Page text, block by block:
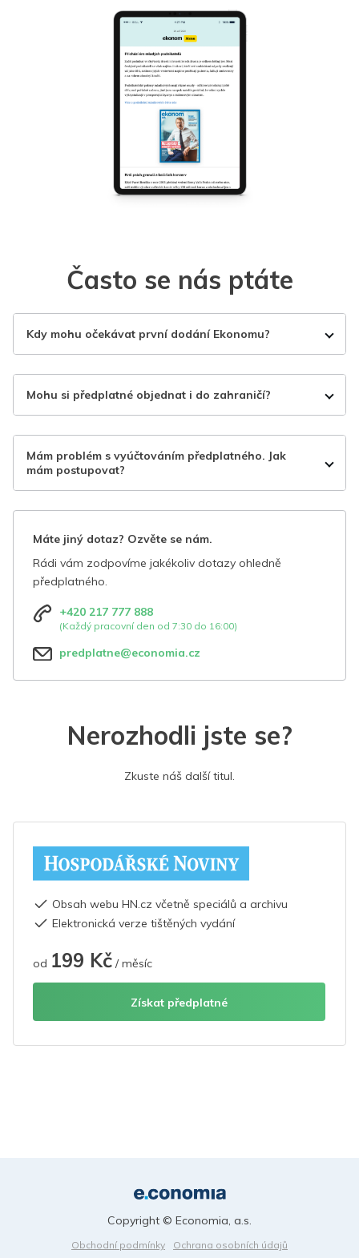
Často se nás ptáte
Kdy mohu očekávat první dodání Ekonomu?
Mohu si předplatné objednat i do zahraničí?
Mám problém s vyúčtováním předplatného. Jak
mám postupovat?
Máte jiný dotaz? Ozvěte se nám.
Rádi vám zodpovíme jakékoliv dotazy ohledně
předplatného.
+420 217 777 888
(Každý pracovní den od 7:30 do 16:00)
predplatne@economia.cz
Nerozhodli jste se?
Zkuste náš další titul.
Obsah webu HN.cz včetně speciálů a archivu
Elektronická verze tištěných vydání
od 199 Kč / měsíc
Získat předplatné
Obchodní podmínky
Ochrana osobních údajů
Copyright © Economia, a.s.